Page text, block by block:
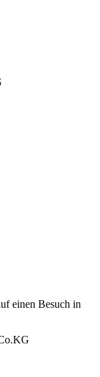
einen Besuch in